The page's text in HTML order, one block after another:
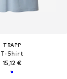
TRAPP
T-Shirt
15,12 €